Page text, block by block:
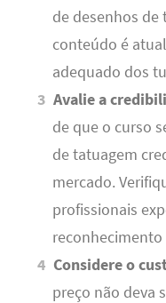
de desenhos de
conteúdo é
adequado dos
Avalie a
de que o curso
de tatuagem
mercado.
profissionais
reconhecimento
Considere o
preço não deva